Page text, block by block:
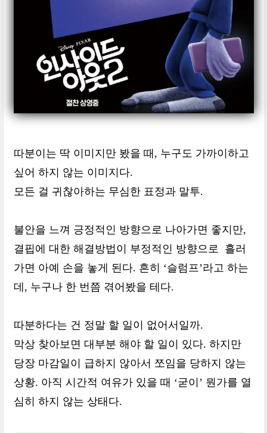
따분이는 딱 이미지만 봤을 때, 누구도 가까이하고
싶어 하지 않는 이미지다.
모든 걸 귀찮아하는 무심한 표정과 말투.
불안을 느껴 긍정적인 방향으로 나아가면 좋지만,
결핍에 대한 해결방법이 부정적인 방향으로 흘러
가면 아예 손을 놓게 된다. 흔히 ‘슬럼프’라고 하는
데, 누구나 한 번쯤 겪어봤을 테다.
따분하다는 건 정말 할 일이 없어서일까.
막상 찾아보면 대부분 해야 할 일이 있다. 하지만
당장 마감일이 급하지 않아서 쪼임을 당하지 않는
상황. 아직 시간적 여유가 있을 때 ‘굳이’ 뭔가를 열
심히 하지 않는 상태다.